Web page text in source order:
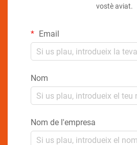
vostè aviat.
Email
Nom
Nom de l'empresa